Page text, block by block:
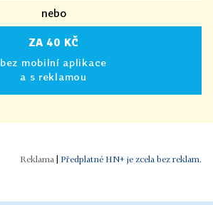
nebo
ZA 40 KČ
bez mobilní aplikace
a s reklamou
Předplatné HN+ je zcela bez reklam.